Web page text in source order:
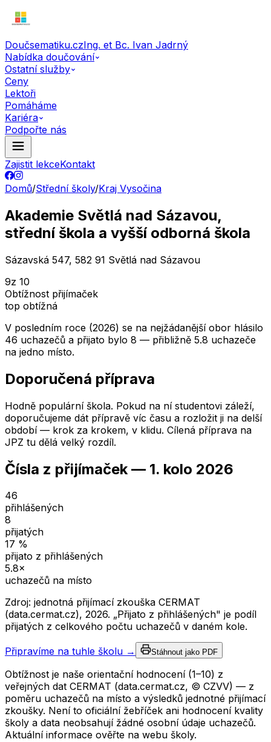
Doučsematiku.czIng. et Bc. Ivan Jadrný
Nabídka doučování
Ostatní služby
Ceny
Lektoři
Pomáháme
Kariéra
Podpořte nás
Zajistit lekceKontakt
Domů/Střední školy/Kraj Vysočina
Akademie Světlá nad Sázavou,
střední škola a vyšší odborná škola
Sázavská 547, 582 91 Světlá nad Sázavou
9z 10
Obtížnost přijímaček
top obtížná
V posledním roce (2026) se na nejžádanější obor hlásilo
46 uchazečů a přijato bylo 8 — přibližně 5.8 uchazeče
na jedno místo.
Doporučená příprava
Hodně populární škola. Pokud na ní studentovi záleží,
doporučujeme dát přípravě víc času a rozložit ji na delší
období — krok za krokem, v klidu. Cílená příprava na
JPZ tu dělá velký rozdíl.
Čísla z přijímaček — 1. kolo 2026
46
přihlášených
8
přijatých
17 %
přijato z přihlášených
5.8×
uchazečů na místo
Zdroj: jednotná přijímací zkouška CERMAT
(data.cermat.cz), 2026. „Přijato z přihlášených" je podíl
přijatých z celkového počtu uchazečů v daném kole.
Připravíme na tuhle školu → Stáhnout jako PDF
Obtížnost je naše orientační hodnocení (1–10) z
veřejných dat CERMAT (data.cermat.cz, © CZVV) — z
poměru uchazečů na místo a výsledků jednotné přijímací
zkoušky. Není to oficiální žebříček ani hodnocení kvality
školy a data neobsahují žádné osobní údaje uchazečů.
Aktuální informace ověřte na webu školy.